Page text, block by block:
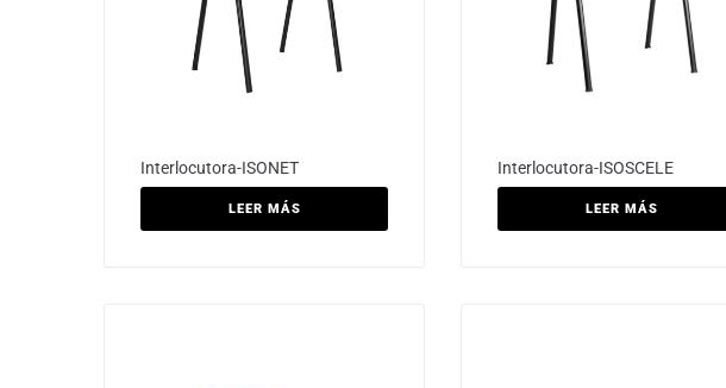
Interlocutora-ISONET
LEER MÁS
Interlocutora-ISOSCELE
LEER MÁS